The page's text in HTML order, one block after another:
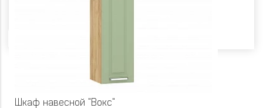
Шкаф навесной "Вокс"